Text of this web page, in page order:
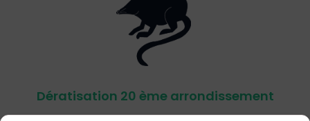
Dératisation 20 ème arrondissement